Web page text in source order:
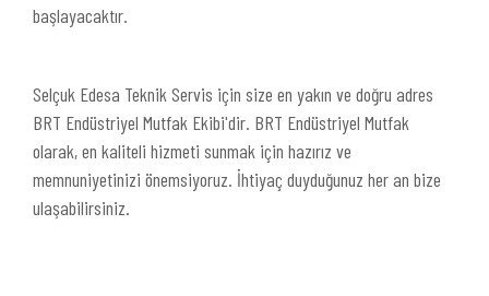
başlayacaktır.
Selçuk Edesa Teknik Servis için size en yakın ve doğru adres
BRT Endüstriyel Mutfak Ekibi'dir. BRT Endüstriyel Mutfak
olarak, en kaliteli hizmeti sunmak için hazırız ve
memnuniyetinizi önemsiyoruz. İhtiyaç duyduğunuz her an bize
ulaşabilirsiniz.